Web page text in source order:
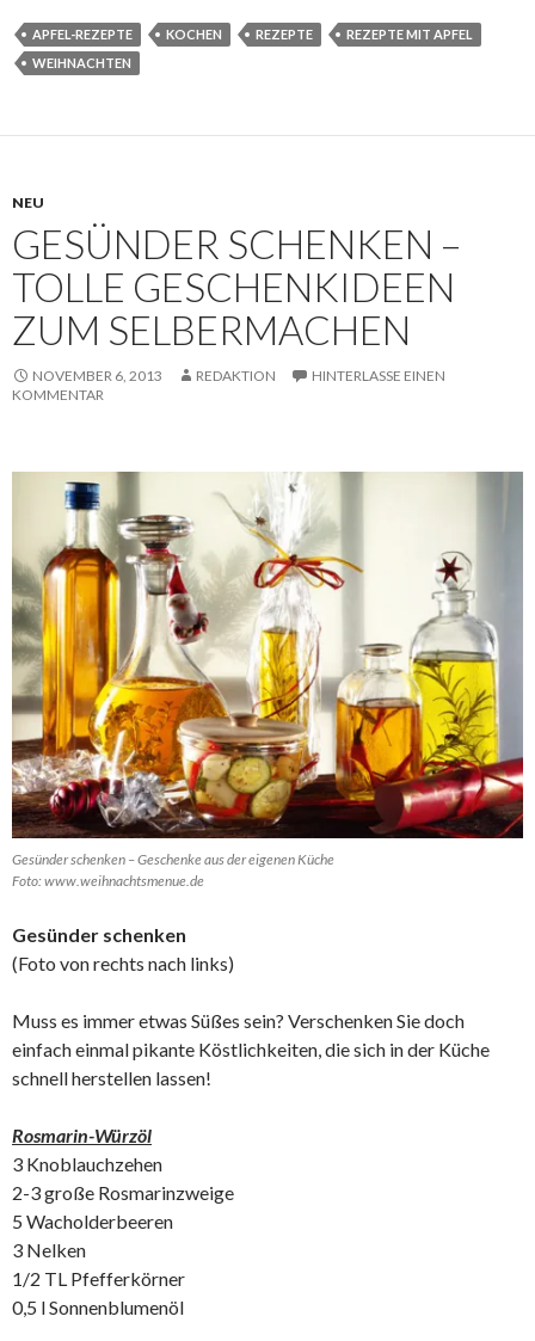
APFEL-REZEPTE KOCHEN REZEPTE
REZEPTE MIT APFEL
WEIHNACHTEN
NEU
GESÜNDER SCHENKEN –
TOLLE GESCHENKIDEEN
ZUM SELBERMACHEN
NOVEMBER 6, 2013 REDAKTION
HINTERLASSE EINEN
KOMMENTAR
Gesünder schenken – Geschenke aus der eigenen Küche
Foto: www.weihnachtsmenue.de
Gesünder schenken
(Foto von rechts nach links)
Muss es immer etwas Süßes sein? Verschenken Sie doch
einfach einmal pikante Köstlichkeiten, die sich in der Küche
schnell herstellen lassen!
Rosmarin-Würzöl
3 Knoblauchzehen
2-3 große Rosmarinzweige
5 Wacholderbeeren
3 Nelken
1/2 TL Pfefferkörner
0,5 l Sonnenblumenöl